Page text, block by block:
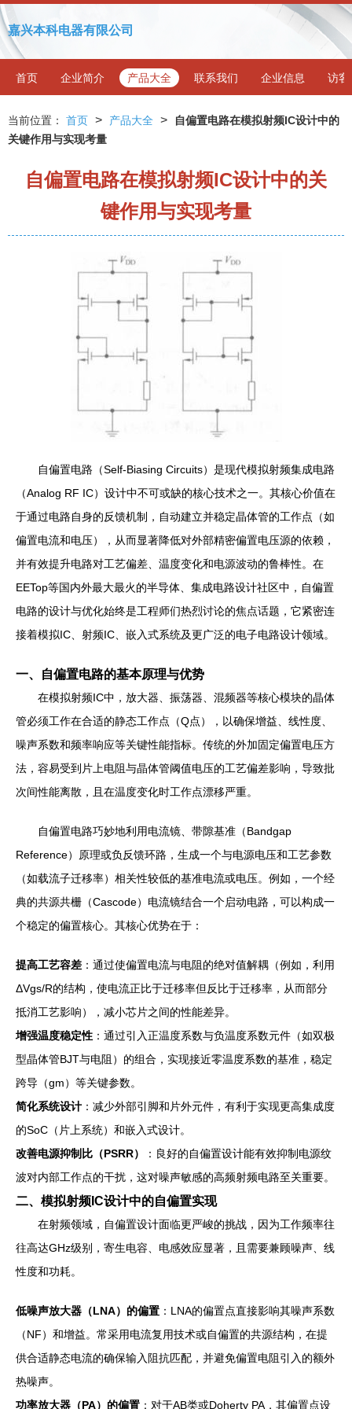
嘉兴本科电器有限公司
首页 企业简介 产品大全 联系我们 企业信息 访客
当前位置： 首页 > 产品大全 >
自偏置电路在模拟射频IC设计中的
关键作用与实现考量
自偏置电路在模拟射频IC设计中的关
键作用与实现考量
自偏置电路（Self-Biasing Circuits）是现代模拟射频集成电路
（Analog RF IC）设计中不可或缺的核心技术之一。其核心价值在
于通过电路自身的反馈机制，自动建立并稳定晶体管的工作点（如
偏置电流和电压），从而显著降低对外部精密偏置电压源的依赖，
并有效提升电路对工艺偏差、温度变化和电源波动的鲁棒性。在
EETop等国内外最大最火的半导体、集成电路设计社区中，自偏置
电路的设计与优化始终是工程师们热烈讨论的焦点话题，它紧密连
接着模拟IC、射频IC、嵌入式系统及更广泛的电子电路设计领域。
一、自偏置电路的基本原理与优势
在模拟射频IC中，放大器、振荡器、混频器等核心模块的晶体
管必须工作在合适的静态工作点（Q点），以确保增益、线性度、
噪声系数和频率响应等关键性能指标。传统的外加固定偏置电压方
法，容易受到片上电阻与晶体管阈值电压的工艺偏差影响，导致批
次间性能离散，且在温度变化时工作点漂移严重。
自偏置电路巧妙地利用电流镜、带隙基准（Bandgap
Reference）原理或负反馈环路，生成一个与电源电压和工艺参数
（如载流子迁移率）相关性较低的基准电流或电压。例如，一个经
典的共源共栅（Cascode）电流镜结合一个启动电路，可以构成一
个稳定的偏置核心。其核心优势在于：
提高工艺容差 ：通过使偏置电流与电阻的绝对值解耦（例如，利用
ΔVgs/R的结构，使电流正比于迁移率但反比于迁移率，从而部分
抵消工艺影响），减小芯片之间的性能差异。
增强温度稳定性 ：通过引入正温度系数与负温度系数元件（如双极
型晶体管BJT与电阻）的组合，实现接近零温度系数的基准，稳定
跨导（gm）等关键参数。
简化系统设计 ：减少外部引脚和片外元件，有利于实现更高集成度
的SoC（片上系统）和嵌入式设计。
改善电源抑制比（PSRR）
：良好的自偏置设计能有效抑制电源纹
波对内部工作点的干扰，这对噪声敏感的高频射频电路至关重要。
二、模拟射频IC设计中的自偏置实现
在射频领域，自偏置设计面临更严峻的挑战，因为工作频率往
往高达GHz级别，寄生电容、电感效应显著，且需要兼顾噪声、线
性度和功耗。
低噪声放大器（LNA）的偏置 ：LNA的偏置点直接影响其噪声系数
（NF）和增益。常采用电流复用技术或自偏置的共源结构，在提
供合适静态电流的确保输入阻抗匹配，并避免偏置电阻引入的额外
热噪声。
功率放大器（PA）的偏置 ：对于AB类或Doherty PA，其偏置点设